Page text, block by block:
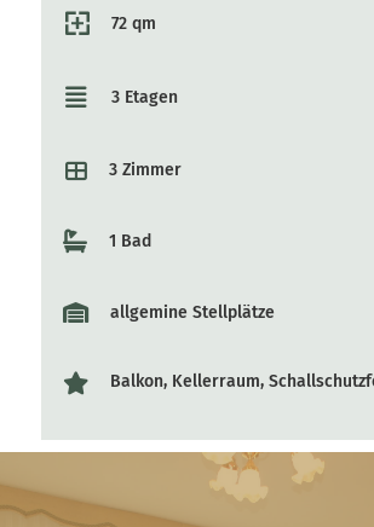
72 qm
3 Etagen
3 Zimmer
1 Bad
allgemine Stellplätze
Balkon, Kellerraum,